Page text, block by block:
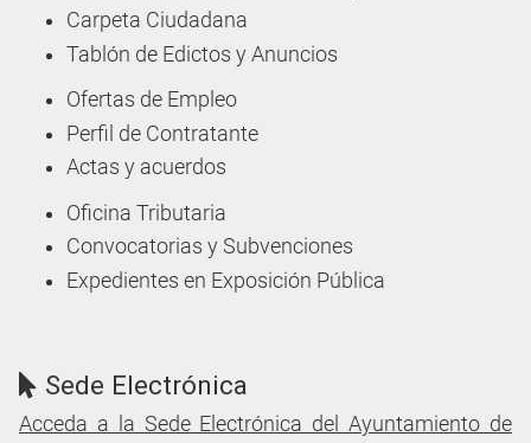
Carpeta Ciudadana
Tablón de Edictos y Anuncios
Ofertas de Empleo
Perfil de Contratante
Actas y acuerdos
Oficina Tributaria
Convocatorias y Subvenciones
Expedientes en Exposición Pública
Sede Electrónica
Acceda a la Sede Electrónica del Ayuntamiento de